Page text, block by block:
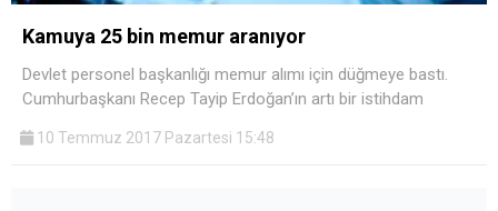
Kamuya 25 bin memur aranıyor
Devlet personel başkanlığı memur alımı için düğmeye bastı.
Cumhurbaşkanı Recep Tayip Erdoğan’ın artı bir istihdam
10 Temmuz 2017 Pazartesi 15:48